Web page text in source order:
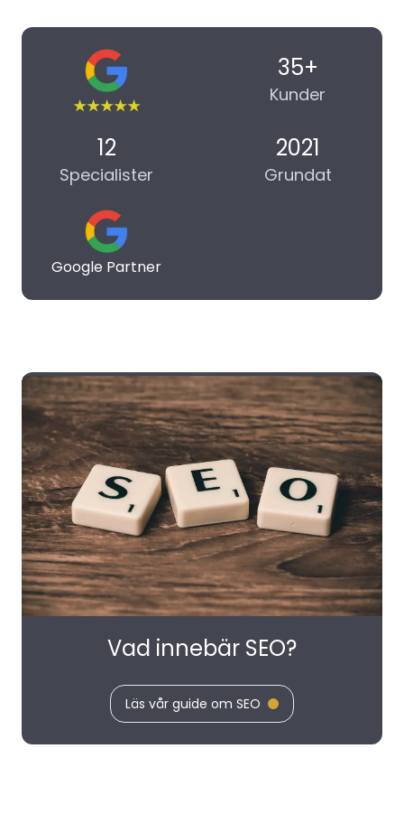
35+
Kunder
12
Specialister
2021
Grundat
Google Partner
Vad innebär SEO?
Läs vår guide om SEO